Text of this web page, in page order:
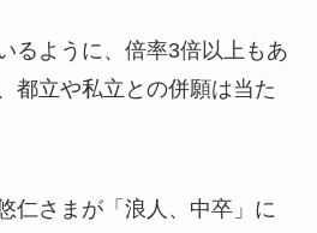
るように、倍率3倍以上もあ
都立や私立との併願は当た
仁さまが「浪人、中卒」に